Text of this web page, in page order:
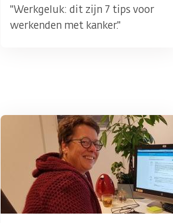
"Werkgeluk: dit zijn 7 tips voor
werkenden met kanker."
Afbeelding